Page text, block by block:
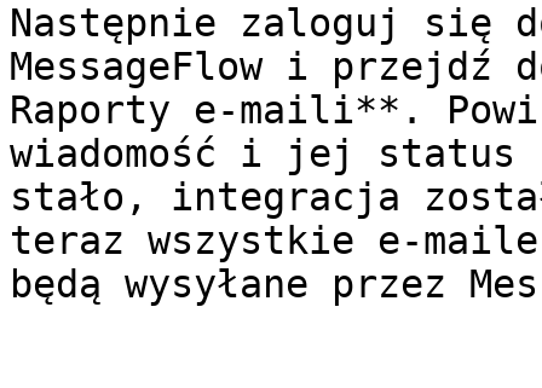
Następnie zaloguj się
MessageFlow i
Raporty e-maili**.
wiadomość i jej
stało, integracja
teraz wszystkie e-maile